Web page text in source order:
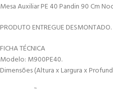
Mesa Auxiliar PE 40 Pandin 90 Cm
PRODUTO ENTREGUE DESMONTADO.
FICHA TÉCNICA
Modelo: M900PE40.
Dimensões (Altura x Largura x